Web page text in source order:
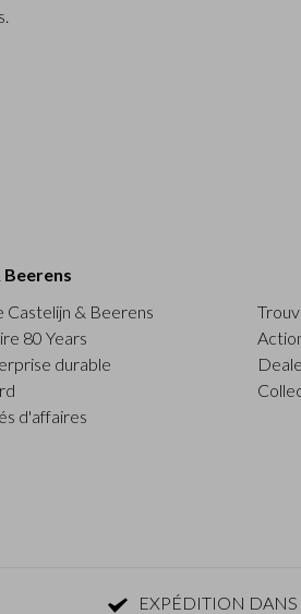
Beerens
Castelijn & Beerens
80 Years
durable
d'affaires
EXPÉDITION DANS